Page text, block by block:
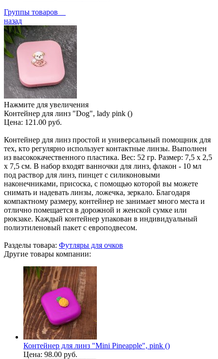
Группы товаров
назад
Нажмите для увеличения
Контейнер для линз "Dog", lady pink ()
Цена: 121.00 руб.
Контейнер для линз простой и универсальный помощник для
тех, кто регулярно использует контактные линзы. Выполнен
из высококачественного пластика. Вес: 52 гр. Размер: 7,5 х 2,5
х 7,5 см. В набор входят ванночки для линз, флакон - 10 мл
под раствор для линз, пинцет с силиконовыми
наконечниками, присоска, с помощью которой вы можете
снимать и надевать линзы, ложечка, зеркало. Благодаря
компактному размеру, контейнер не занимает много места и
отлично помещается в дорожной и женской сумке или
рюкзаке. Каждый контейнер упакован в индивидуальный
полиэтиленовый пакет с европодвесом.
Разделы товара: Футляры для очков
Другие товары компании:
Контейнер для линз "Mini Pineapple", pink ()
Цена: 98.00 руб.